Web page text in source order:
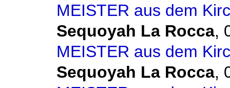
MEISTER aus dem
Sequoyah La Rocca,
MEISTER aus dem
Sequoyah La Rocca,